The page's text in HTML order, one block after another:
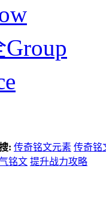
Group
: 传奇铭文元素 传奇铭
铭文 提升战力攻略